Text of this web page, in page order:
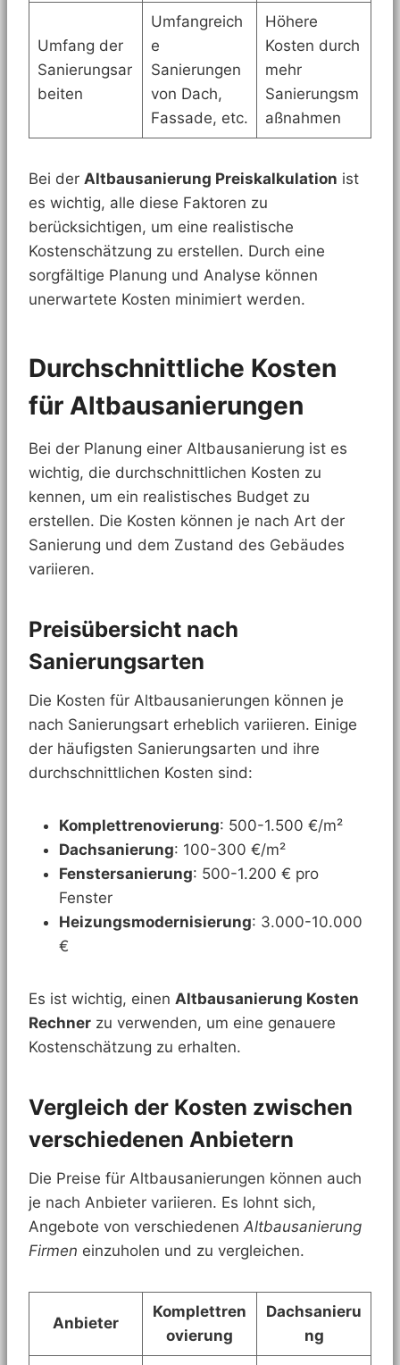
Umfang der
Sanierungsar
beiten
Umfangreich
e
Sanierungen
von Dach,
Fassade, etc.
Höhere
Kosten durch
mehr
Sanierungsm
aßnahmen
Bei der Altbausanierung Preiskalkulation ist
es wichtig, alle diese Faktoren zu
berücksichtigen, um eine realistische
Kostenschätzung zu erstellen. Durch eine
sorgfältige Planung und Analyse können
unerwartete Kosten minimiert werden.
Durchschnittliche Kosten
für Altbausanierungen
Bei der Planung einer Altbausanierung ist es
wichtig, die durchschnittlichen Kosten zu
kennen, um ein realistisches Budget zu
erstellen. Die Kosten können je nach Art der
Sanierung und dem Zustand des Gebäudes
variieren.
Preisübersicht nach
Sanierungsarten
Die Kosten für Altbausanierungen können je
nach Sanierungsart erheblich variieren. Einige
der häufigsten Sanierungsarten und ihre
durchschnittlichen Kosten sind:
Komplettrenovierung: 500-1.500 €/m²
Dachsanierung: 100-300 €/m²
Fenstersanierung: 500-1.200 € pro
Fenster
Heizungsmodernisierung: 3.000-10.000
€
Es ist wichtig, einen Altbausanierung Kosten
Rechner zu verwenden, um eine genauere
Kostenschätzung zu erhalten.
Vergleich der Kosten zwischen
verschiedenen Anbietern
Die Preise für Altbausanierungen können auch
je nach Anbieter variieren. Es lohnt sich,
Angebote von verschiedenen Altbausanierung
Firmen einzuholen und zu vergleichen.
Anbieter
Komplettren
ovierung
Dachsanieru
ng